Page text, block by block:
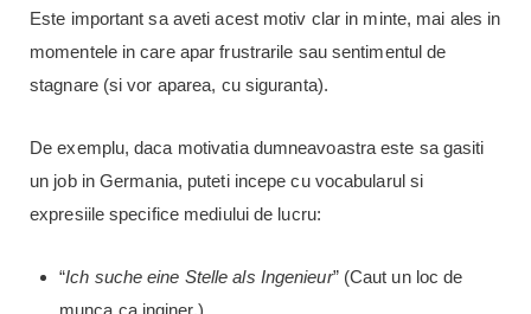
Este important sa aveti acest motiv clar in minte, mai ales in
momentele in care apar frustrarile sau sentimentul de
stagnare (si vor aparea, cu siguranta).
De exemplu, daca motivatia dumneavoastra este sa gasiti
un job in Germania, puteti incepe cu vocabularul si
expresiile specifice mediului de lucru:
“Ich suche eine Stelle als Ingenieur” (Caut un loc de
munca ca inginer.)